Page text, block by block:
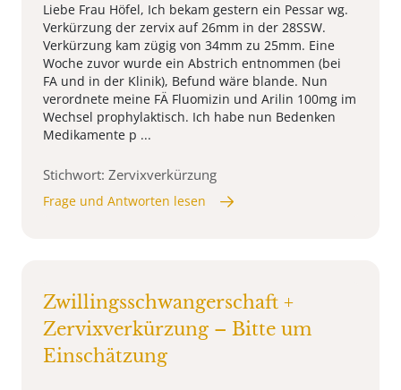
Liebe Frau Höfel, Ich bekam gestern ein Pessar wg.
Verkürzung der zervix auf 26mm in der 28SSW.
Verkürzung kam zügig von 34mm zu 25mm. Eine
Woche zuvor wurde ein Abstrich entnommen (bei
FA und in der Klinik), Befund wäre blande. Nun
verordnete meine FÄ Fluomizin und Arilin 100mg im
Wechsel prophylaktisch. Ich habe nun Bedenken
Medikamente p ...
Stichwort: Zervixverkürzung
Frage und Antworten lesen
Zwillingsschwangerschaft +
Zervixverkürzung – Bitte um
Einschätzung